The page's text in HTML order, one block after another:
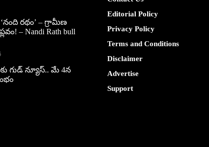
రథం’ – గ్రామీణ
– Nandi Rath bull
గుడ్ న్యూస్.. మే 4న
Editorial Policy
Privacy Policy
Terms and Conditions
Disclaimer
Advertise
Support